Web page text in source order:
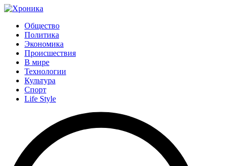
Общество
Политика
Экономика
Происшествия
В мире
Технологии
Культура
Спорт
Life Style